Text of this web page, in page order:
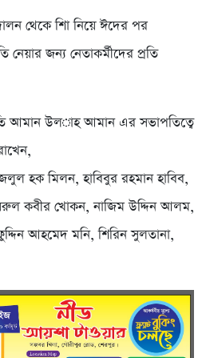
থেকে শিা নিয়ে ঈদের পর
নেয়ার জন্য নেতাকর্মীদের প্রতি
আমান উল­াহ আমান এর সভাপতিত্বে
হক মিলন, হাবিবুর রহমান হাবিব,
কবীর খোকন, নাজিম উদ্দিন আলম,
আহমেদ মনি, শিরিন সুলতানা,